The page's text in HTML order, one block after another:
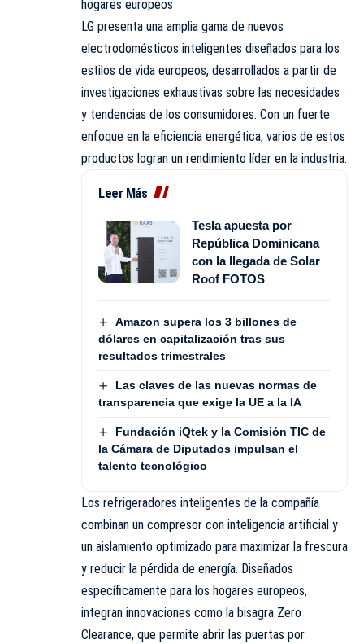
hogares europeos
LG presenta una amplia gama de nuevos
electrodomésticos inteligentes diseñados para los
estilos de vida europeos, desarrollados a partir de
investigaciones exhaustivas sobre las necesidades
y tendencias de los consumidores. Con un fuerte
enfoque en la eficiencia energética, varios de estos
productos logran un rendimiento líder en la industria.
Leer Más
Tesla apuesta por
República Dominicana
con la llegada de Solar
Roof FOTOS
Amazon supera los 3 billones de
dólares en capitalización tras sus
resultados trimestrales
Las claves de las nuevas normas de
transparencia que exige la UE a la IA
Fundación iQtek y la Comisión TIC de
la Cámara de Diputados impulsan el
talento tecnológico
Los refrigeradores inteligentes de la compañía
combinan un compresor con inteligencia artificial y
un aislamiento optimizado para maximizar la frescura
y reducir la pérdida de energía. Diseñados
específicamente para los hogares europeos,
integran innovaciones como la bisagra Zero
Clearance, que permite abrir las puertas por